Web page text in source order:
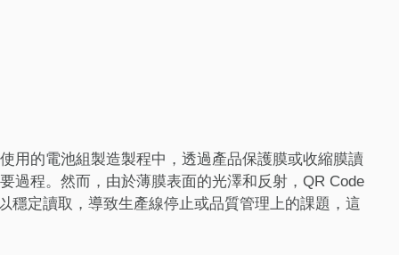
用的電池組製造製程中，透過產品保護膜或收縮膜讀
過程。然而，由於薄膜表面的光澤和反射，QR Code
穩定讀取，導致生產線停止或品質管理上的課題，這